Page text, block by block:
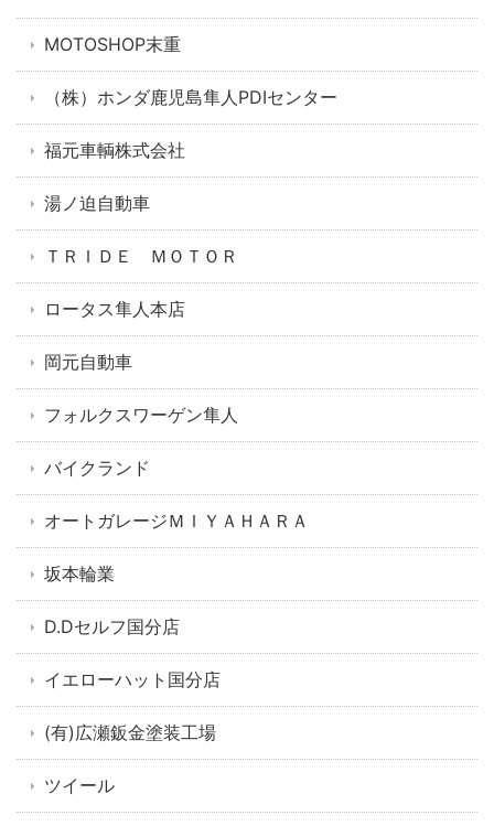
MOTOSHOP末重
（株）ホンダ鹿児島隼人PDIセンター
福元車輌株式会社
湯ノ迫自動車
ＴＲＩＤＥ ＭＯＴＯＲ
ロータス隼人本店
岡元自動車
フォルクスワーゲン隼人
バイクランド
オートガレージＭＩＹＡＨＡＲＡ
坂本輪業
D.Dセルフ国分店
イエローハット国分店
(有)広瀬鈑金塗装工場
ツイール